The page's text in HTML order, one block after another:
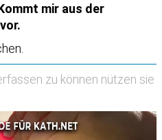
mir aus der
zu können nützen sie